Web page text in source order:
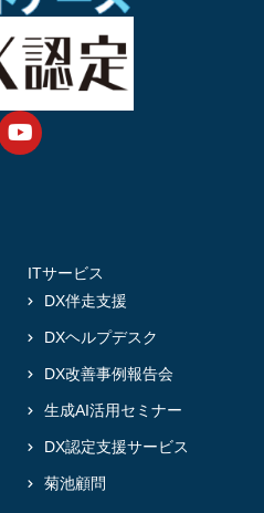
ITサービス
DX伴走支援
DXヘルプデスク
DX改善事例報告会
生成AI活用セミナー
DX認定支援サービス
菊池顧問